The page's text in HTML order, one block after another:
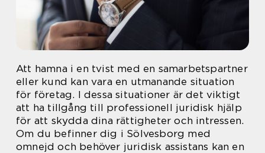
Att hamna i en tvist med en samarbetspartner
eller kund kan vara en utmanande situation
för företag. I dessa situationer är det viktigt
att ha tillgång till professionell juridisk hjälp
för att skydda dina rättigheter och intressen.
Om du befinner dig i Sölvesborg med
omnejd och behöver juridisk assistans kan en